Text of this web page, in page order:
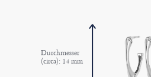
Durchmesser
(circa): 14 mm